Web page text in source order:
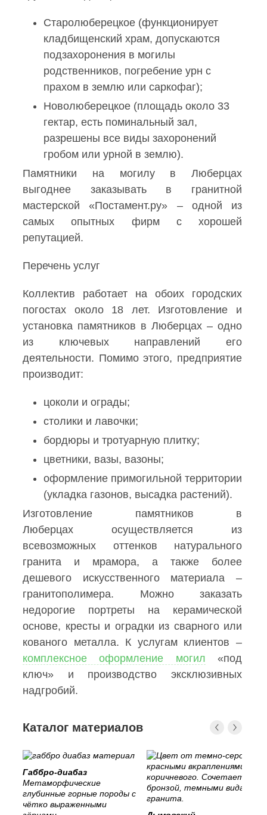
Старолюберецкое (функционирует
кладбищенский храм, допускаются
подзахоронения в могилы
родственников, погребение урн с
прахом в землю или саркофаг);
Новолюберецкое (площадь около 33
гектар, есть поминальный зал,
разрешены все виды захоронений
гробом или урной в землю).
Памятники на могилу в Люберцах
выгоднее заказывать в гранитной
мастерской «Постамент.ру» – одной из
самых опытных фирм с хорошей
репутацией.
Перечень услуг
Коллектив работает на обоих городских
погостах около 18 лет. Изготовление и
установка памятников в Люберцах – одно
из ключевых направлений его
деятельности. Помимо этого, предприятие
производит:
цоколи и ограды;
столики и лавочки;
бордюры и тротуарную плитку;
цветники, вазы, вазоны;
оформление примогильной территории
(укладка газонов, высадка растений).
Изготовление памятников в
Люберцах осуществляется из
всевозможных оттенков натурального
гранита и мрамора, а также более
дешевого искусственного материала –
гранитополимера. Можно заказать
недорогие портреты на керамической
основе, кресты и оградки из сварного или
кованого металла. К услугам клиентов –
комплексное оформление могил «под
ключ» и производство эксклюзивных
надгробий.
Каталог материалов
Габбро-диабаз
Метаморфические
глубинные горные породы с
чётко выраженными